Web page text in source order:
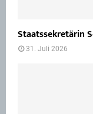
Staatssekretärin
31. Juli 2026